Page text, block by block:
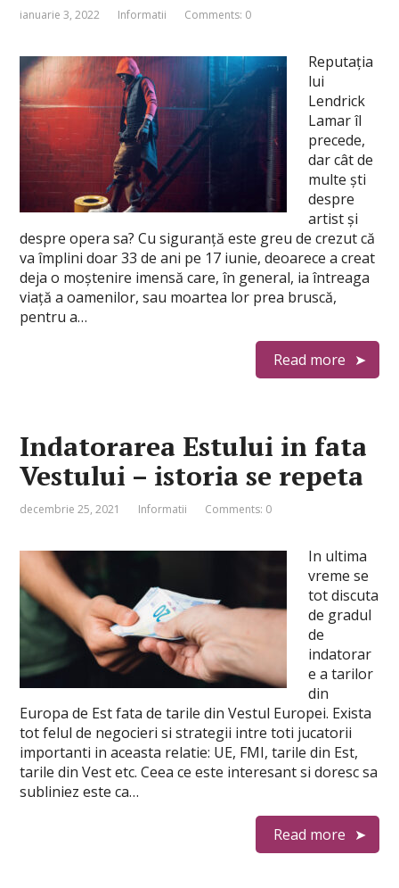
ianuarie 3, 2022 Informatii Comments: 0
Reputația
lui
Lendrick
Lamar îl
precede,
dar cât de
multe ști
despre
artist și
despre opera sa? Cu siguranță este greu de crezut că
va împlini doar 33 de ani pe 17 iunie, deoarece a creat
deja o moștenire imensă care, în general, ia întreaga
viață a oamenilor, sau moartea lor prea bruscă,
pentru a…
Read more
Indatorarea Estului in fata
Vestului – istoria se repeta
decembrie 25, 2021 Informatii Comments: 0
In ultima
vreme se
tot discuta
de gradul
de
indatorar
e a tarilor
din
Europa de Est fata de tarile din Vestul Europei. Exista
tot felul de negocieri si strategii intre toti jucatorii
importanti in aceasta relatie: UE, FMI, tarile din Est,
tarile din Vest etc. Ceea ce este interesant si doresc sa
subliniez este ca…
Read more